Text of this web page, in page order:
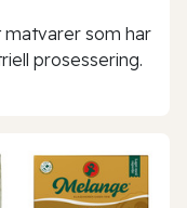
som har
prosessering.